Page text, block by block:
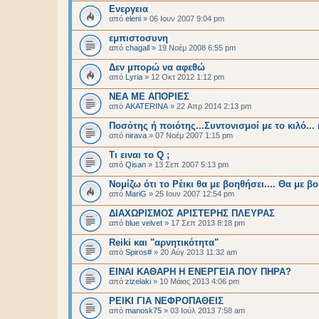
Ενεργεια
από eleni » 06 Ιουν 2007 9:04 pm
εμπιστοσυνη
από chagall » 19 Νοέμ 2008 6:55 pm
Δεν μπορώ να αφεθώ
από Lyria » 12 Οκτ 2012 1:12 pm
ΝΕΑ ΜΕ ΑΠΟΡΙΕΣ
από AKATERINA » 22 Απρ 2014 2:13 pm
Ποσότης ή ποιότης...Συντονισμοί με το κιλό...
από nirava » 07 Νοέμ 2007 1:15 pm
Τι ειναι το Q ;
από Qisan » 13 Σεπ 2007 5:13 pm
Νομίζω ότι το Ρέικι θα με βοηθήσει.... Θα με
από MariG » 25 Ιουν 2007 12:54 pm
ΔΙΑΧΩΡΙΣΜΟΣ ΑΡΙΣΤΕΡΗΣ ΠΛΕΥΡΑΣ
από blue velvet » 17 Σεπ 2013 8:18 pm
Reiki και "αρνητικότητα"
από Spiros# » 20 Αύγ 2013 11:32 am
ΕΙΝΑΙ ΚΑΘΑΡΗ Η ΕΝΕΡΓΕΙΑ ΠΟΥ ΠΗΡΑ?
από zizelaki » 10 Μάιος 2013 4:06 pm
ΡΕΙΚΙ ΓΙΑ ΝΕΦΡΟΠΑΘΕΙΣ
από manosk75 » 03 Ιούλ 2013 7:58 am